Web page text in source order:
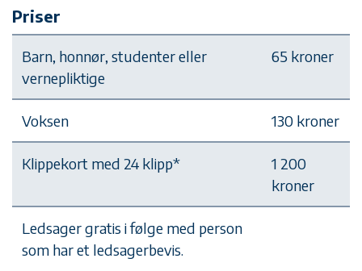
Priser
Barn, honnør, studenter eller
vernepliktige
65 kroner
Voksen 130 kroner
Klippekort med 24 klipp*
1 200
kroner
Ledsager gratis i følge med person
som har et ledsagerbevis.